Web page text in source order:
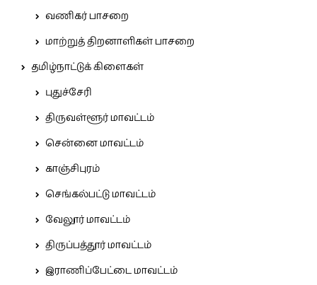
வணிகர் பாசறை
மாற்றுத் திறனாளிகள் பாசறை
தமிழ்நாட்டுக் கிளைகள்
புதுச்சேரி
திருவள்ளூர் மாவட்டம்
சென்னை மாவட்டம்
காஞ்சிபுரம்
செங்கல்பட்டு மாவட்டம்
வேலூர் மாவட்டம்
திருப்பத்தூர் மாவட்டம்
இராணிப்பேட்டை மாவட்டம்